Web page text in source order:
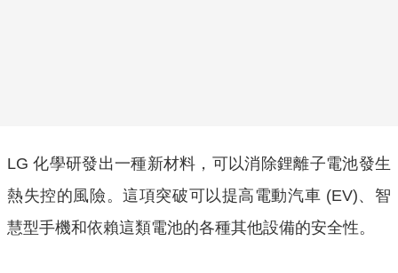
LG 化學研發出一種新材料，可以消除鋰離子電池發生
熱失控的風險。這項突破可以提高電動汽車 (EV)、智
慧型手機和依賴這類電池的各種其他設備的安全性。